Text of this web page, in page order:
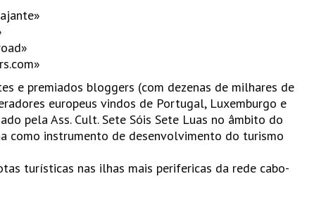
e premiados bloggers (com dezenas de milhares de
europeus vindos de Portugal, Luxemburgo e
pela Ass. Cult. Sete Sóis Sete Luas no âmbito do
como instrumento de desenvolvimento do turismo
turísticas nas ilhas mais perifericas da rede cabo-